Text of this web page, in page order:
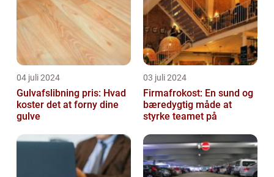
04 juli 2024
Gulvafslibning pris: Hvad
koster det at forny dine
gulve
03 juli 2024
Firmafrokost: En sund og
bæredygtig måde at
styrke teamet på